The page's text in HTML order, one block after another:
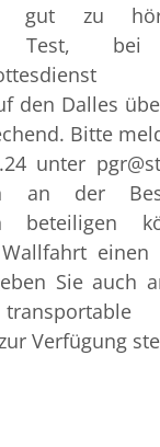
gut zu
Test,
den Dalles
Bitte
unter
an der
beteiligen
einen
Sie auch
Verfügung